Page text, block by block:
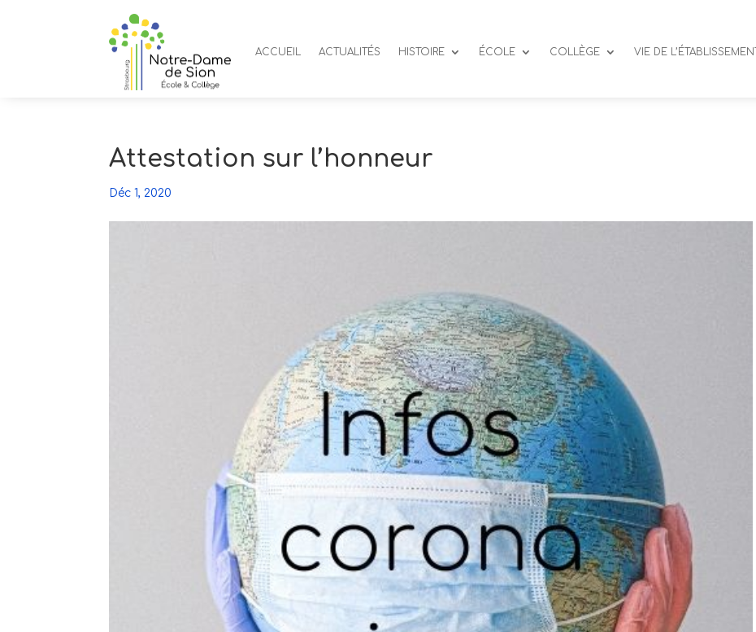
ACCUEIL ACTUALITÉS HISTOIRE ÉCOLE COLLÈGE VIE DE L’ÉTABLISSEMENT
Attestation sur l’honneur
Déc 1, 2020